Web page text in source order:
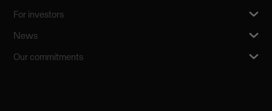
For investors
News
Our commitments